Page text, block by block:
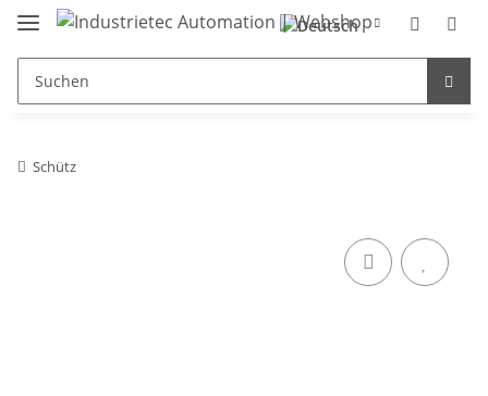
Schütz